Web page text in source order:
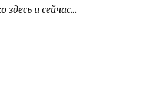
здесь и сейчас…